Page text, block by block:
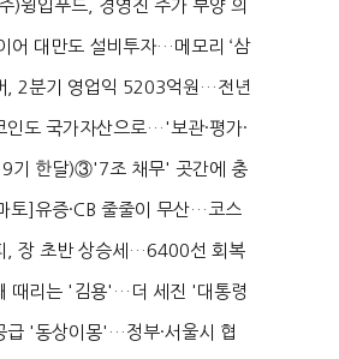
)윙입푸드, 경영진 주가 부양 의
한가...
어 대만도 설비투자…메모리 ‘삼
, 2분기 영업익 5203억원…전년
감소...
인도 국가자산으로…'보관·평가·
준은 ...
9기 한달)③'7조 채무' 곳간에 충
미애, 20년...
토]유증·CB 줄줄이 무산…코스
급증에 ...
, 장 초반 상승세…6400선 회복
때리는 '김용'…더 세진 '대통령
' 입...
급 '동상이몽'…정부·서울시 협